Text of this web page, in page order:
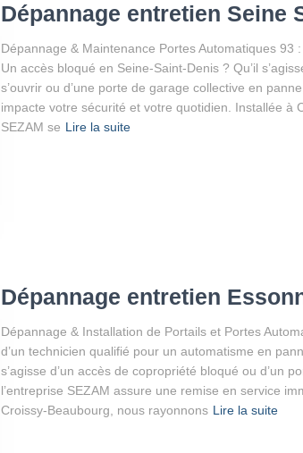
Dépannage entretien Seine
Dépannage & Maintenance Portes Automatiques 93
Un accès bloqué en Seine-Saint-Denis ? Qu’il
s’ouvrir ou d’une porte de garage collective en
impacte votre sécurité et votre quotidien. Installée à
SEZAM se Lire la suite
Dépannage entretien
Dépannage & Installation de Portails et Portes
d’un technicien qualifié pour un automatisme en
s’agisse d’un accès de copropriété bloqué ou d’un
l’entreprise SEZAM assure une remise en service
Croissy-Beaubourg, nous rayonnons Lire la suite